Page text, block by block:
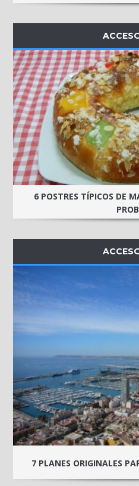
6 POSTRES TÍPICOS DE
7 PLANES ORIGINALES